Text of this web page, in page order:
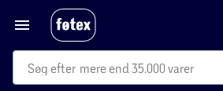
mere end 35.000 varer